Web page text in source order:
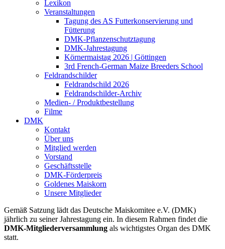
Lexikon
Veranstaltungen
Tagung des AS Futterkonservierung und
Fütterung
DMK-Pflanzenschutztagung
DMK-Jahrestagung
Körnermaistag 2026 | Göttingen
3rd French-German Maize Breeders School
Feldrandschilder
Feldrandschild 2026
Feldrandschilder-Archiv
Medien- / Produktbestellung
Filme
DMK
Kontakt
Über uns
Mitglied werden
Vorstand
Geschäftsstelle
DMK-Förderpreis
Goldenes Maiskorn
Unsere Mitglieder
Gemäß Satzung lädt das Deutsche Maiskomitee e.V. (DMK)
jährlich zu seiner Jahrestagung ein. In diesem Rahmen findet die
DMK-Mitgliederversammlung als wichtigstes Organ des DMK
statt.